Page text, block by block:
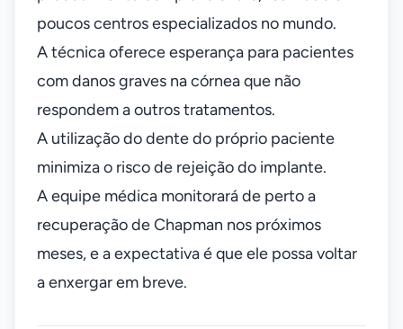
poucos centros especializados no mundo.
A técnica oferece esperança para pacientes
com danos graves na córnea que não
respondem a outros tratamentos.
A utilização do dente do próprio paciente
minimiza o risco de rejeição do implante.
A equipe médica monitorará de perto a
recuperação de Chapman nos próximos
meses, e a expectativa é que ele possa voltar
a enxergar em breve.